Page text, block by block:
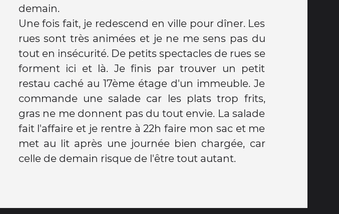
demain.
Une fois fait, je redescend en ville pour dîner. Les
rues sont très animées et je ne me sens pas du
tout en insécurité. De petits spectacles de rues se
forment ici et là. Je finis par trouver un petit
restau caché au 17ème étage d'un immeuble. Je
commande une salade car les plats trop frits,
gras ne me donnent pas du tout envie. La salade
fait l'affaire et je rentre à 22h faire mon sac et me
met au lit après une journée bien chargée, car
celle de demain risque de l'être tout autant.